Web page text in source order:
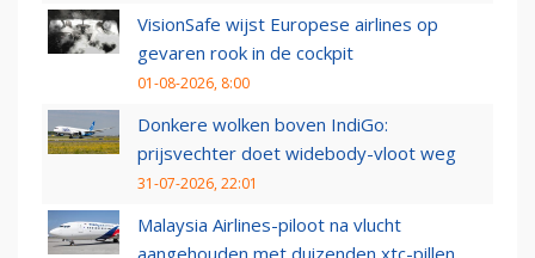
VisionSafe wijst Europese airlines op
gevaren rook in de cockpit
01-08-2026, 8:00
Donkere wolken boven IndiGo:
prijsvechter doet widebody-vloot weg
31-07-2026, 22:01
Malaysia Airlines-piloot na vlucht
aangehouden met duizenden xtc-pillen